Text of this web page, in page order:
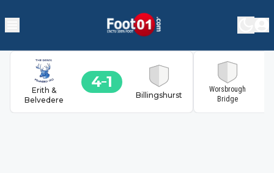
Erith &
Belvedere
4 1
Billingshurst
Worsbrough
Bridge